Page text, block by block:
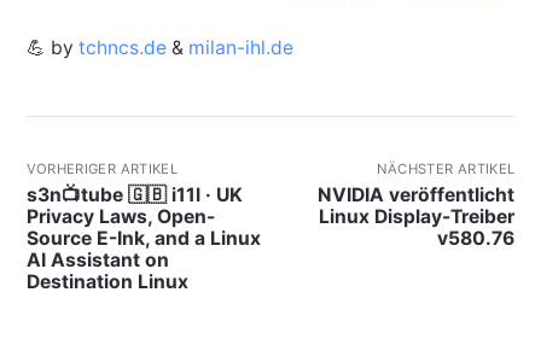
💪 by tchncs.de& milan-ihl.de
VORHERIGER ARTIKEL
s3n📺tube 🇬🇧 i11l · UK
Privacy Laws, Open-
Source E-Ink, and a Linux
AI Assistant on
Destination Linux
NÄCHSTER ARTIKEL
NVIDIA veröffentlicht
Linux Display-Treiber
v580.76